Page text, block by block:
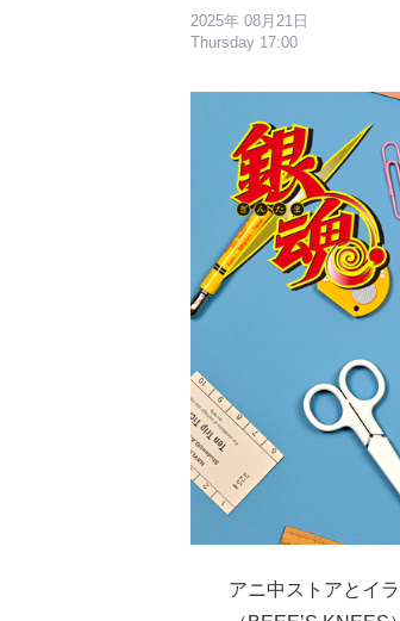
2025年 08月21日
Thursday 17:00
アニ中ストアとイ